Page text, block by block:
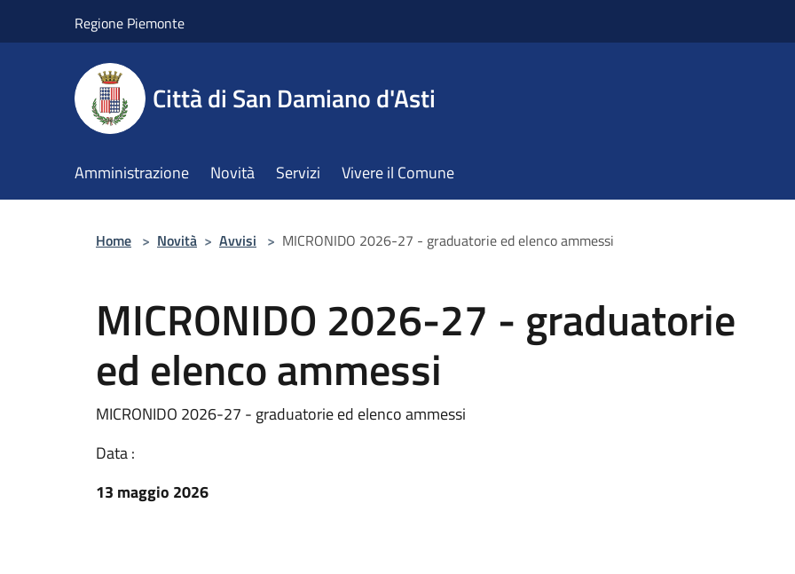
Regione Piemonte
Città di San Damiano d'Asti
Amministrazione Novità Servizi Vivere il Comune
Home > Novità > Avvisi > MICRONIDO 2026-27 - graduatorie ed elenco ammessi
MICRONIDO 2026-27 - graduatorie
ed elenco ammessi
MICRONIDO 2026-27 - graduatorie ed elenco ammessi
Data :
13 maggio 2026